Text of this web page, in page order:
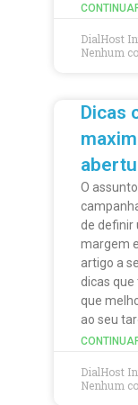
DialHost
Nenhum
Dicas
O
de definir
margem
artigo a
dicas
que
ao seu
DialHost
Nenhum